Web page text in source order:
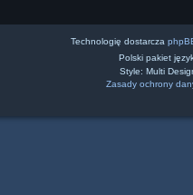
Technologię dostarcza
Polski pakiet
Style: Multi
Zasady ochrony